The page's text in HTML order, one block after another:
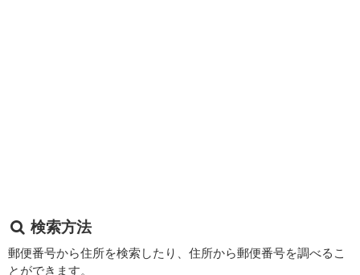
検索方法
郵便番号から住所を検索したり、住所から郵便番号を調べるこ
とができます。